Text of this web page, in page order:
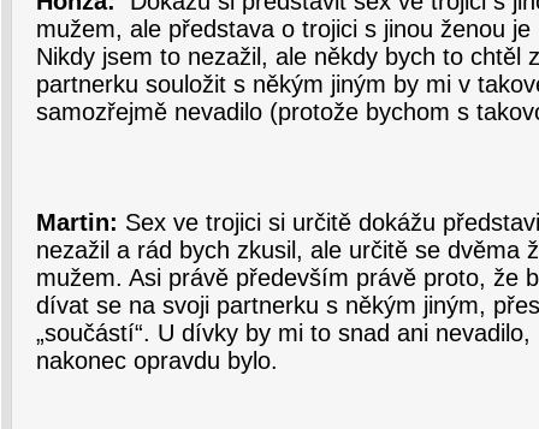
mužem, ale představa o trojici s jinou ženou
Nikdy jsem to nezažil, ale někdy bych to chtěl
partnerku souložit s někým jiným by mi v
samozřejmě nevadilo (protože bychom s
Martin: Sex ve trojici si určitě dokážu
nezažil a rád bych zkusil, ale určitě se dvěma
mužem. Asi právě především právě proto, že
dívat se na svoji partnerku s někým jiným,
„součástí“. U dívky by mi to snad ani
nakonec opravdu bylo.